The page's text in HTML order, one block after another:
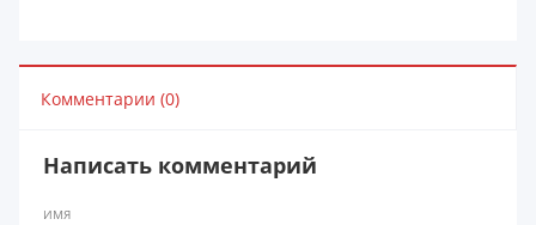
Комментарии (0)
Написать комментарий
ИМЯ